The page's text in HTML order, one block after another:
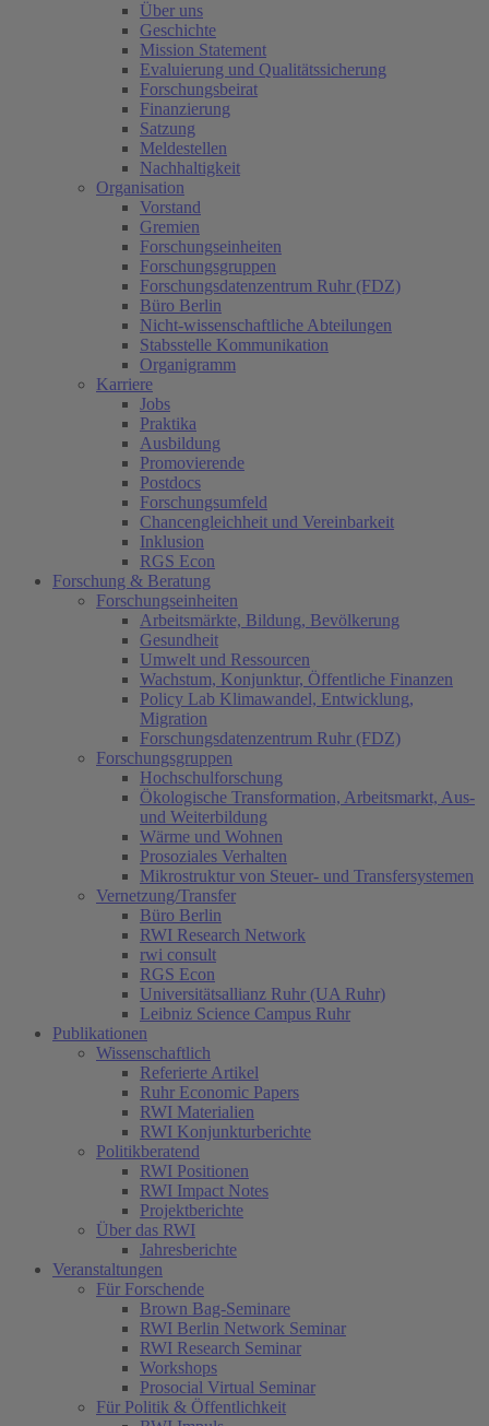
Über uns
Geschichte
Mission Statement
Evaluierung und Qualitätssicherung
Forschungsbeirat
Finanzierung
Satzung
Meldestellen
Nachhaltigkeit
Organisation
Vorstand
Gremien
Forschungseinheiten
Forschungsgruppen
Forschungsdatenzentrum Ruhr (FDZ)
Büro Berlin
Nicht-wissenschaftliche Abteilungen
Stabsstelle Kommunikation
Organigramm
Karriere
Jobs
Praktika
Ausbildung
Promovierende
Postdocs
Forschungsumfeld
Chancengleichheit und Vereinbarkeit
Inklusion
RGS Econ
Forschung & Beratung
Forschungseinheiten
Arbeitsmärkte, Bildung, Bevölkerung
Gesundheit
Umwelt und Ressourcen
Wachstum, Konjunktur, Öffentliche Finanzen
Policy Lab Klimawandel, Entwicklung,
Migration
Forschungsdatenzentrum Ruhr (FDZ)
Forschungsgruppen
Hochschulforschung
Ökologische Transformation, Arbeitsmarkt, Aus-
und Weiterbildung
Wärme und Wohnen
Prosoziales Verhalten
Mikrostruktur von Steuer- und Transfersystemen
Vernetzung/Transfer
Büro Berlin
RWI Research Network
rwi consult
RGS Econ
Universitätsallianz Ruhr (UA Ruhr)
Leibniz Science Campus Ruhr
Publikationen
Wissenschaftlich
Referierte Artikel
Ruhr Economic Papers
RWI Materialien
RWI Konjunkturberichte
Politikberatend
RWI Positionen
RWI Impact Notes
Projektberichte
Über das RWI
Jahresberichte
Veranstaltungen
Für Forschende
Brown Bag-Seminare
RWI Berlin Network Seminar
RWI Research Seminar
Workshops
Prosocial Virtual Seminar
Für Politik & Öffentlichkeit